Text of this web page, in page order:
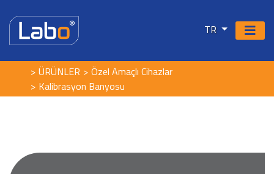
TR
ÜRÜNLER
Özel Amaçlı Cihazlar
Kalibrasyon Banyosu